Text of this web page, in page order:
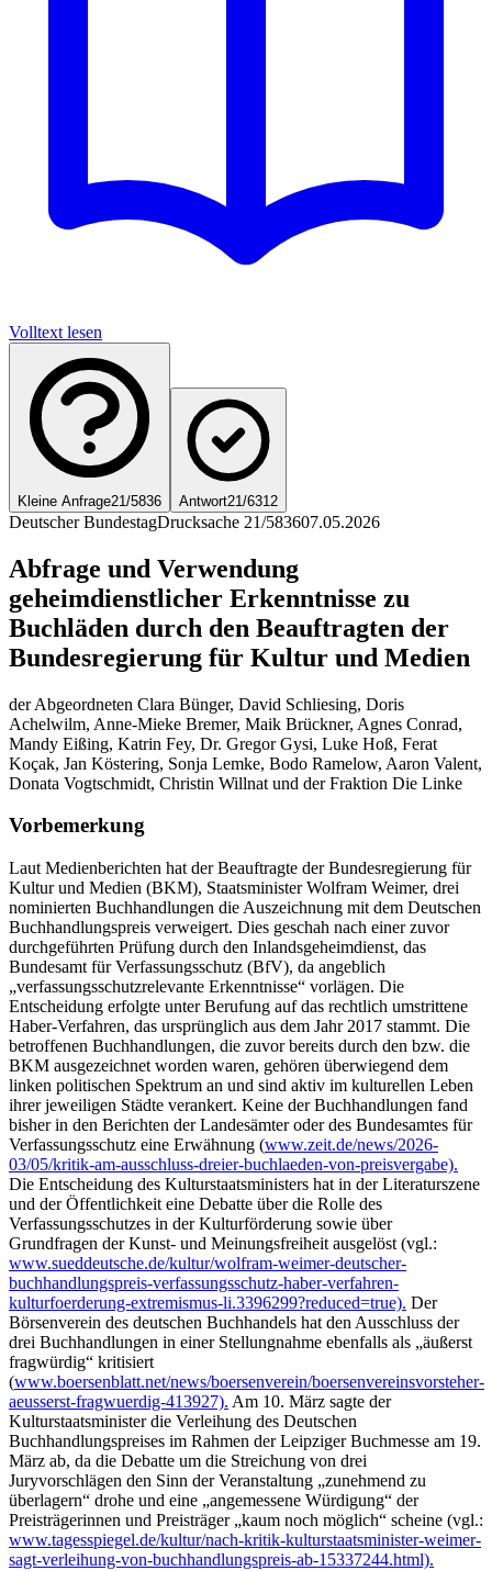
Volltext lesen
Kleine Anfrage21/5836 Antwort21/6312
Deutscher BundestagDrucksache 21/583607.05.2026
Abfrage und Verwendung
geheimdienstlicher Erkenntnisse zu
Buchläden durch den Beauftragten der
Bundesregierung für Kultur und Medien
der Abgeordneten Clara Bünger, David Schliesing, Doris
Achelwilm, Anne-Mieke Bremer, Maik Brückner, Agnes Conrad,
Mandy Eißing, Katrin Fey, Dr. Gregor Gysi, Luke Hoß, Ferat
Koçak, Jan Köstering, Sonja Lemke, Bodo Ramelow, Aaron Valent,
Donata Vogtschmidt, Christin Willnat und der Fraktion Die Linke
Vorbemerkung
Laut Medienberichten hat der Beauftragte der Bundesregierung für
Kultur und Medien (BKM), Staatsminister Wolfram Weimer, drei
nominierten Buchhandlungen die Auszeichnung mit dem Deutschen
Buchhandlungspreis verweigert. Dies geschah nach einer zuvor
durchgeführten Prüfung durch den Inlandsgeheimdienst, das
Bundesamt für Verfassungsschutz (BfV), da angeblich
„verfassungsschutzrelevante Erkenntnisse“ vorlägen. Die
Entscheidung erfolgte unter Berufung auf das rechtlich umstrittene
Haber-Verfahren, das ursprünglich aus dem Jahr 2017 stammt. Die
betroffenen Buchhandlungen, die zuvor bereits durch den bzw. die
BKM ausgezeichnet worden waren, gehören überwiegend dem
linken politischen Spektrum an und sind aktiv im kulturellen Leben
ihrer jeweiligen Städte verankert. Keine der Buchhandlungen fand
bisher in den Berichten der Landesämter oder des Bundesamtes für
Verfassungsschutz eine Erwähnung (www.zeit.de/news/2026-
03/05/kritik-am-ausschluss-dreier-buchlaeden-von-preisvergabe).
Die Entscheidung des Kulturstaatsministers hat in der Literaturszene
und der Öffentlichkeit eine Debatte über die Rolle des
Verfassungsschutzes in der Kulturförderung sowie über
Grundfragen der Kunst- und Meinungsfreiheit ausgelöst (vgl.:
www.sueddeutsche.de/kultur/wolfram-weimer-deutscher-
buchhandlungspreis-verfassungsschutz-haber-verfahren-
kulturfoerderung-extremismus-li.3396299?reduced=true). Der
Börsenverein des deutschen Buchhandels hat den Ausschluss der
drei Buchhandlungen in einer Stellungnahme ebenfalls als „äußerst
fragwürdig“ kritisiert
(www.boersenblatt.net/news/boersenverein/boersenvereinsvorsteher-
aeusserst-fragwuerdig-413927). Am 10. März sagte der
Kulturstaatsminister die Verleihung des Deutschen
Buchhandlungspreises im Rahmen der Leipziger Buchmesse am 19.
März ab, da die Debatte um die Streichung von drei
Juryvorschlägen den Sinn der Veranstaltung „zunehmend zu
überlagern“ drohe und eine „angemessene Würdigung“ der
Preisträgerinnen und Preisträger „kaum noch möglich“ scheine (vgl.:
www.tagesspiegel.de/kultur/nach-kritik-kulturstaatsminister-weimer-
sagt-verleihung-von-buchhandlungspreis-ab-15337244.html).